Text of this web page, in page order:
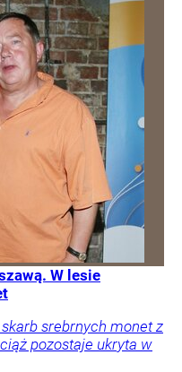
W lesie
srebrnych monet z
pozostaje ukryta w